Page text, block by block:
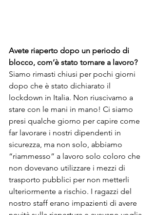
Avete riaperto dopo un periodo di
blocco, com’è stato tornare a lavoro?
Siamo rimasti chiusi per pochi giorni
dopo che è stato dichiarato il
lockdown in Italia. Non riuscivamo a
stare con le mani in mano! Ci siamo
presi qualche giorno per capire come
far lavorare i nostri dipendenti in
sicurezza, ma non solo, abbiamo
“riammesso” a lavoro solo coloro che
non dovevano utilizzare i mezzi di
trasporto pubblici per non metterli
ulteriormente a rischio. I ragazzi del
nostro staff erano impazienti di avere